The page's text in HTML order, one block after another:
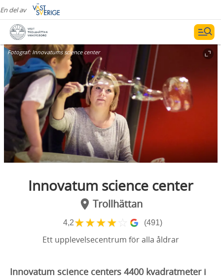
En del av
Fotograf: Innovatums science center
Innovatum science center
Trollhättan
4,2★★★★ ☆ (491)
Ett upplevelsecentrum för alla åldrar
Innovatum science centers 4400 kvadratmeter i